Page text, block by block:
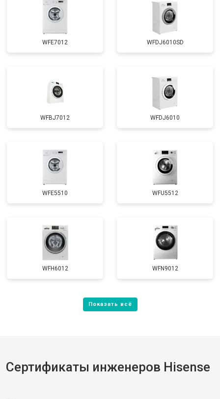
WFE7012 WFDJ6010SD
WFBJ7012 WFDJ6010
WFE5510 WFU5512
WFH6012 WFN9012
Сертификаты инженеров Hisense